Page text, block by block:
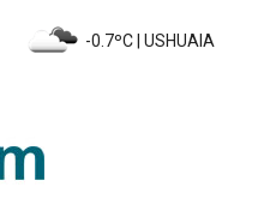
-0.7ºC | USHUAIA